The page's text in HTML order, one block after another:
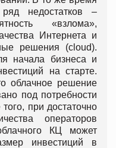
недостатков –
«взлома»,
Интернета и
решения (cloud).
начала бизнеса и
на старте.
облачное решение
под потребности
того, при достаточно
операторов
КЦ может
инвестиций в